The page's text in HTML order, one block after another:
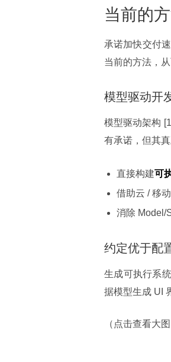
当前的
承诺加快交付
当前的方法，
模型驱动开
模型驱动架构
有承诺，但其
直接构建可
借助云 / 移动
消除 Model/
约定优于配
生成可执行系
据模型生成 UI
（点击查看大图